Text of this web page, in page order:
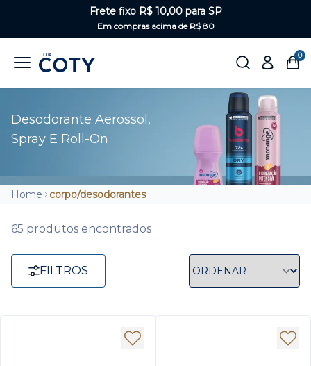
Frete fixo R$ 10,00 para SP
Em compras acima de R$ 80
0
Desodorante Aerossol,
Spray E Roll-On
Home corpo/desodorantes
65 produtos encontrados
FILTROS